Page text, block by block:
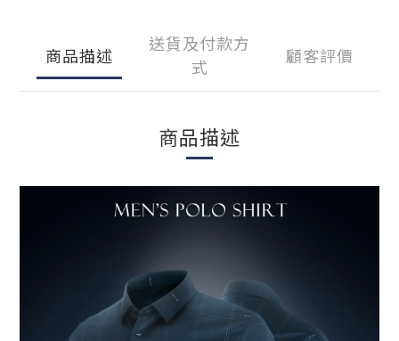
商品描述
送貨及付款方
式
顧客評價
商品描述